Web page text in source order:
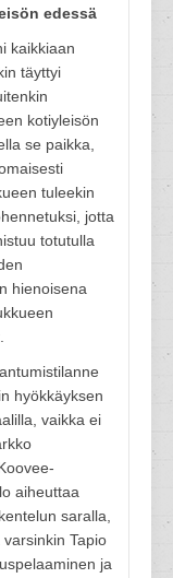
edessä
kaikkiaan
täyttyi
kotiyleisön
se paikka,
tuleekin
jotta
totutulla
hienoisena
hyökkäyksen
vaikka ei
aiheuttaa
saralla,
Tapio
ja